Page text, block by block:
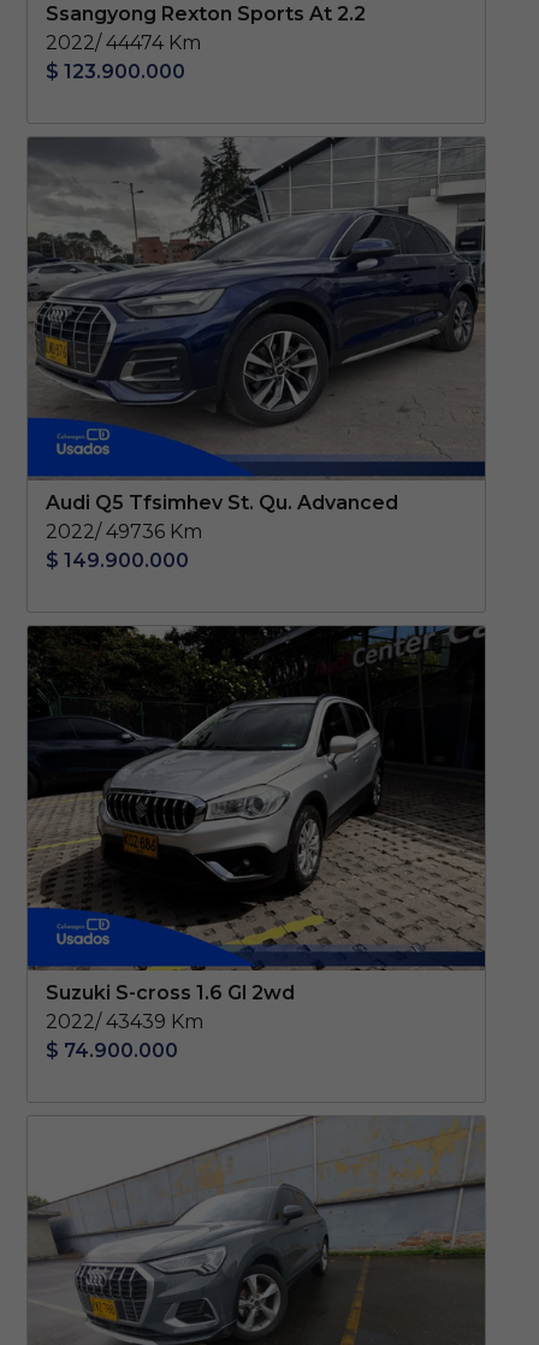
Ssangyong Rexton Sports At 2.2
2022/ 44474 Km
$ 123.900.000
Audi Q5 Tfsimhev St. Qu. Advanced
2022/ 49736 Km
$ 149.900.000
Suzuki S-cross 1.6 Gl 2wd
2022/ 43439 Km
$ 74.900.000